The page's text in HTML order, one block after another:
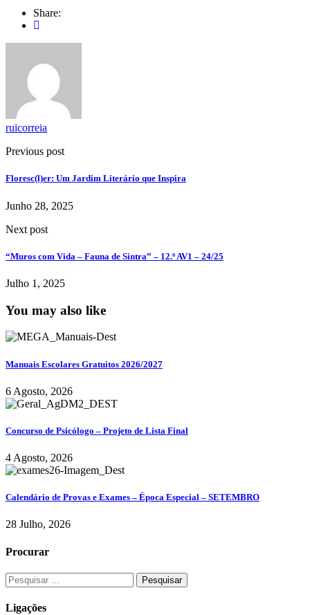
Share:
ruicorreia
Previous post
Floresc(l)er: Um Jardim Literário que Inspira
Junho 28, 2025
Next post
“Muros com Vida – Fauna de Sintra” – 12.º AV1 – 24/25
Julho 1, 2025
You may also like
Manuais Escolares Gratuitos 2026/2027
6 Agosto, 2026
Concurso de Psicólogo – Projeto de Lista Final
4 Agosto, 2026
Calendário de Provas e Exames – Época Especial – SETEMBRO
28 Julho, 2026
Procurar
Ligações